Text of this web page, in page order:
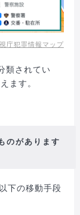
庁犯罪情報マップ
類されてい
ます。
のがあります
下の移動手段